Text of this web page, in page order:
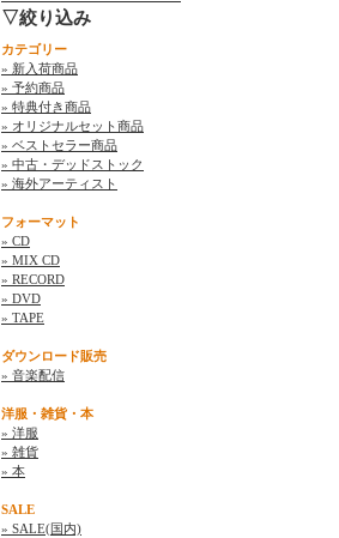
▽絞り込み
カテゴリー
» 新入荷商品
» 予約商品
» 特典付き商品
» オリジナルセット商品
» ベストセラー商品
» 中古・デッドストック
» 海外アーティスト
フォーマット
» CD
» MIX CD
» RECORD
» DVD
» TAPE
ダウンロード販売
» 音楽配信
洋服・雑貨・本
» 洋服
» 雑貨
» 本
SALE
» SALE(国内)